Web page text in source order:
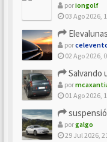
poriongolf
03 Ago 2026,
Elevalunas
por
02 Ago 2026,
Salvando un
por
01 Ago 2026,
porgalgo
29 Jul 2026,